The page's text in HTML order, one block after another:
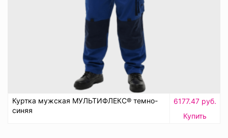
Куртка мужская МУЛЬТИФЛЕКС® темно-
синяя
6177.47 руб.
Купить